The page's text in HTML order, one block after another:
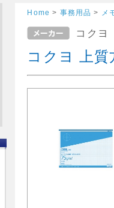
Home > 事務用品 > メ
コクヨ
コクヨ 上